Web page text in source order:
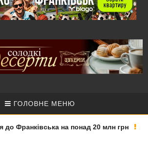
ГОЛОВНЕ МЕНЮ
Франківська на понад 20 млн грн